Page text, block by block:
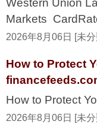
Markets
2026年8月06日 [未
How to Protect
How to Protect
2026年8月06日 [未